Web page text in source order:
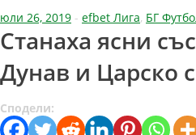
юли 26, 2019 - efbet Лига, БГ
Станаха ясни
Дунав и Царско
Сподели: